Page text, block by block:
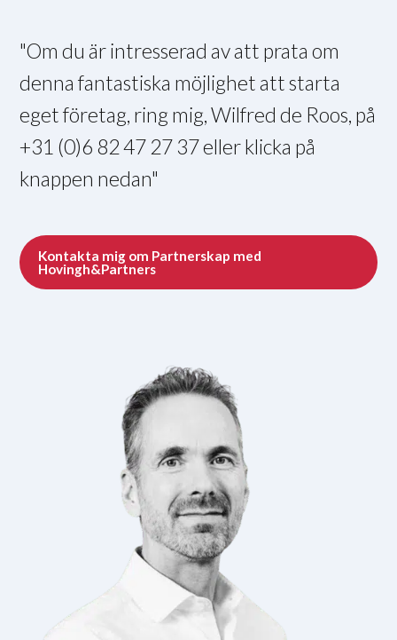
"Om du är intresserad av att prata om
denna fantastiska möjlighet att starta
eget företag, ring mig, Wilfred de Roos, på
+31 (0)6 82 47 27 37 eller klicka på
knappen nedan"
Kontakta mig om Partnerskap med
Hovingh&Partners